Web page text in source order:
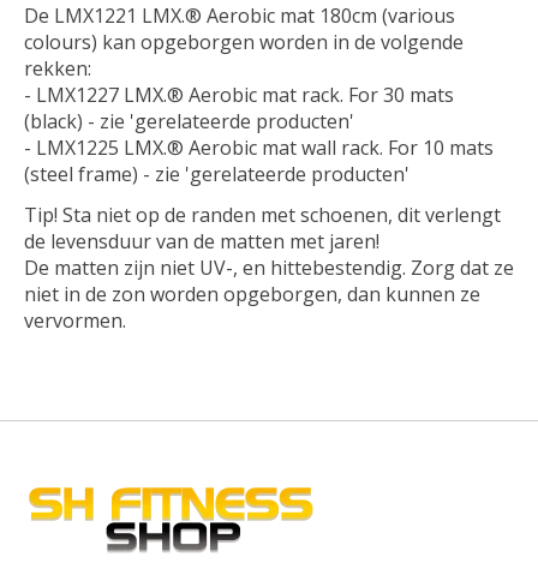
De LMX1221 LMX.® Aerobic mat 180cm (various
colours) kan opgeborgen worden in de volgende
rekken:
- LMX1227 LMX.® Aerobic mat rack. For 30 mats
(black) - zie 'gerelateerde producten'
- LMX1225 LMX.® Aerobic mat wall rack. For 10 mats
(steel frame) - zie 'gerelateerde producten'
Tip! Sta niet op de randen met schoenen, dit verlengt
de levensduur van de matten met jaren!
De matten zijn niet UV-, en hittebestendig. Zorg dat ze
niet in de zon worden opgeborgen, dan kunnen ze
vervormen.